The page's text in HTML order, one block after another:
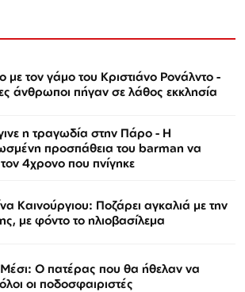
με τον γάμο του Κριστιάνο Ρονάλντο -
άνθρωποι πήγαν σε λάθος εκκλησία
η τραγωδία στην Πάρο - Η
προσπάθεια του barman να
4χρονο που πνίγηκε
Καινούργιου: Ποζάρει αγκαλιά με την
με φόντο το ηλιοβασίλεμα
Ο πατέρας που θα ήθελαν να
οι ποδοσφαιριστές